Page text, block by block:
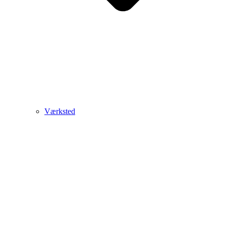
Værksted